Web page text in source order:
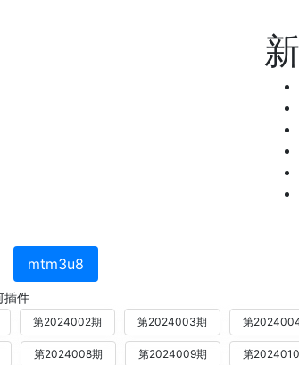
mtm3u8
插件
第2024002期 第2024003期 第
第2024008期 第2024009期 第